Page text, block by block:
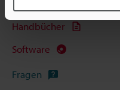
Handbücher
Software
Fragen